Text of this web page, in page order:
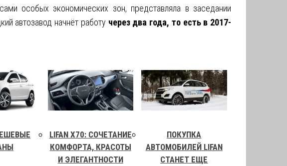
особых экономических зон, представляла в заседании
автозавод начнёт работу через два года, то есть в 2017-
LIFAN X70: СОЧЕТАНИЕ
КОМФОРТА, КРАСОТЫ
И ЭЛЕГАНТНОСТИ
ПОКУПКА
АВТОМОБИЛЕЙ LIFAN
СТАНЕТ ЕЩЕ